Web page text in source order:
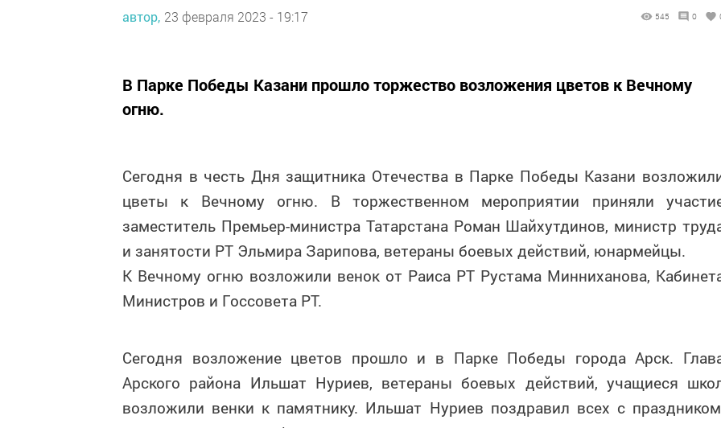
автор, 23 февраля 2023 - 19:17 545 0
В Парке Победы Казани прошло торжество возложения цветов к Вечному
огню.
Сегодня в честь Дня защитника Отечества в Парке Победы Казани
цветы к Вечному огню. В торжественном мероприятии приняли
заместитель Премьер-министра Татарстана Роман Шайхутдинов, министр
и занятости РТ Эльмира Зарипова, ветераны боевых действий, юнармейцы.
К Вечному огню возложили венок от Раиса РТ Рустама Минниханова,
Министров и Госсовета РТ.
Сегодня возложение цветов прошло и в Парке Победы города Арск.
Арского района Ильшат Нуриев, ветераны боевых действий, учащиеся
возложили венки к памятнику. Ильшат Нуриев поздравил всех с